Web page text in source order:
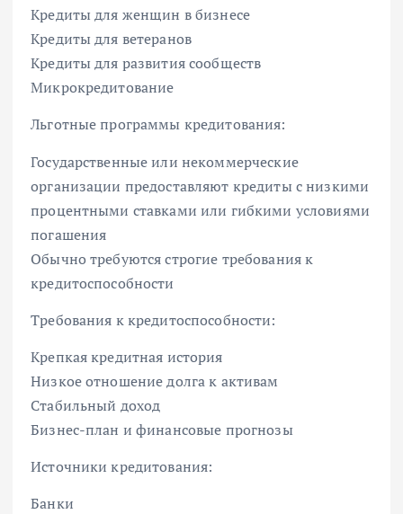
Кредиты для женщин в бизнесе
Кредиты для ветеранов
Кредиты для развития сообществ
Микрокредитование
Льготные программы кредитования:
Государственные или некоммерческие
организации предоставляют кредиты с низкими
процентными ставками или гибкими условиями
погашения
Обычно требуются строгие требования к
кредитоспособности
Требования к кредитоспособности:
Крепкая кредитная история
Низкое отношение долга к активам
Стабильный доход
Бизнес-план и финансовые прогнозы
Источники кредитования:
Банки